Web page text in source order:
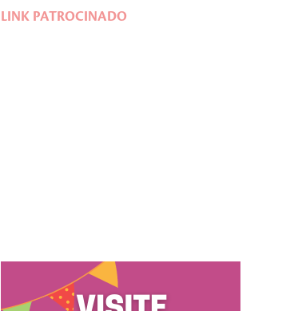
LINK PATROCINADO